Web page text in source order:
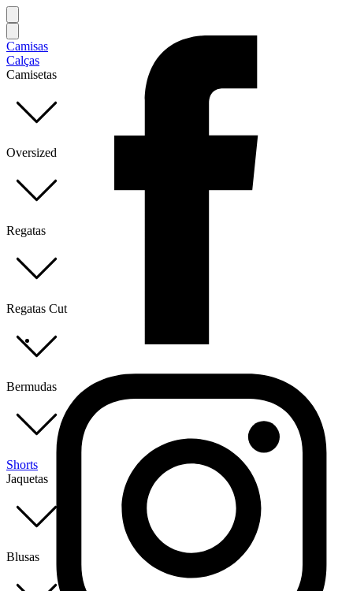
Camisas
Calças
Camisetas
Oversized
Regatas
Regatas Cut
Bermudas
Shorts
Jaquetas
Blusas